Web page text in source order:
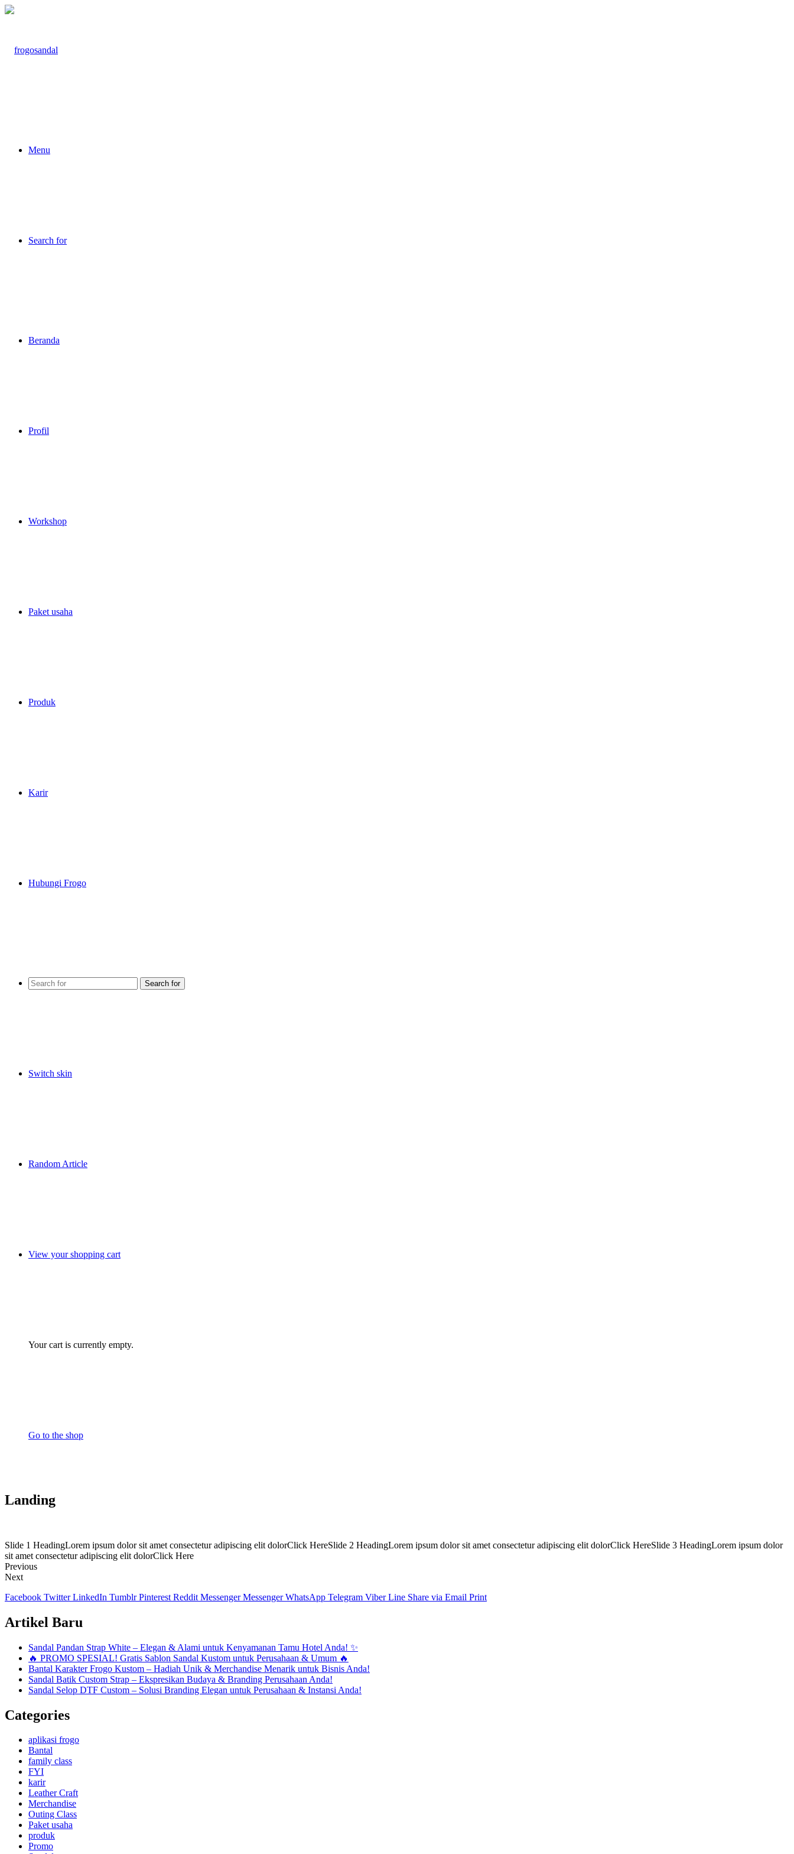
Menu
Search for
Beranda
Profil
Workshop
Paket usaha
Produk
Karir
Hubungi Frogo
Search for
Switch skin
Random Article
View your shopping cart
Your cart is currently empty.
Go to the shop
Landing
Slide 1 HeadingLorem ipsum dolor sit amet consectetur adipiscing elit dolorClick HereSlide 2 HeadingLorem ipsum dolor sit amet consectetur adipiscing elit dolorClick HereSlide 3 HeadingLorem ipsum dolor
sit amet consectetur adipiscing elit dolorClick Here
Previous
Next
Facebook Twitter LinkedIn Tumblr Pinterest Reddit Messenger Messenger WhatsApp Telegram Viber Line Share via Email Print
Artikel Baru
Sandal Pandan Strap White – Elegan & Alami untuk Kenyamanan Tamu Hotel Anda! ✨
🔥 PROMO SPESIAL! Gratis Sablon Sandal Kustom untuk Perusahaan & Umum 🔥
Bantal Karakter Frogo Kustom – Hadiah Unik & Merchandise Menarik untuk Bisnis Anda!
Sandal Batik Custom Strap – Ekspresikan Budaya & Branding Perusahaan Anda!
Sandal Selop DTF Custom – Solusi Branding Elegan untuk Perusahaan & Instansi Anda!
Categories
aplikasi frogo
Bantal
family class
FYI
karir
Leather Craft
Merchandise
Outing Class
Paket usaha
produk
Promo